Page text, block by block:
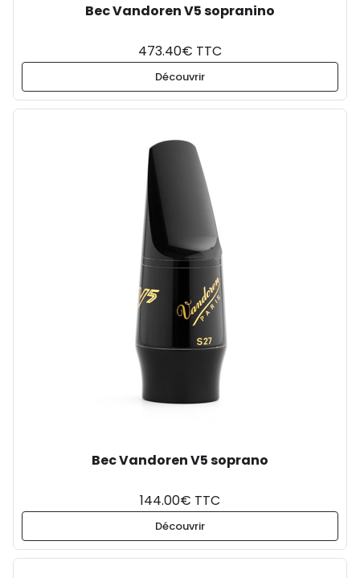
Bec Vandoren V5 sopranino
473.40€ TTC
Découvrir
Bec Vandoren V5 soprano
144.00€ TTC
Découvrir